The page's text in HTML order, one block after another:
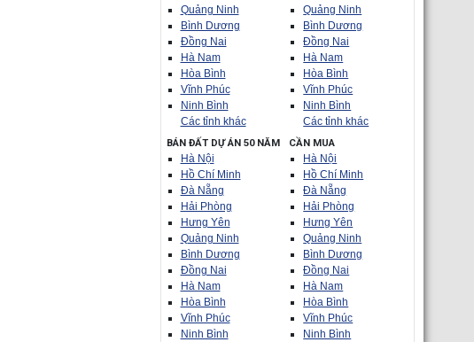
Quảng Ninh
Bình Dương
Đồng Nai
Hà Nam
Hòa Bình
Vĩnh Phúc
Ninh Bình
Các tỉnh khác
Quảng Ninh
Bình Dương
Đồng Nai
Hà Nam
Hòa Bình
Vĩnh Phúc
Ninh Bình
Các tỉnh khác
BÁN ĐẤT DỰ ÁN 50 NĂM
Hà Nội
Hồ Chí Minh
Đà Nẵng
Hải Phòng
Hưng Yên
Quảng Ninh
Bình Dương
Đồng Nai
Hà Nam
Hòa Bình
Vĩnh Phúc
Ninh Bình
CẦN MUA
Hà Nội
Hồ Chí Minh
Đà Nẵng
Hải Phòng
Hưng Yên
Quảng Ninh
Bình Dương
Đồng Nai
Hà Nam
Hòa Bình
Vĩnh Phúc
Ninh Bình